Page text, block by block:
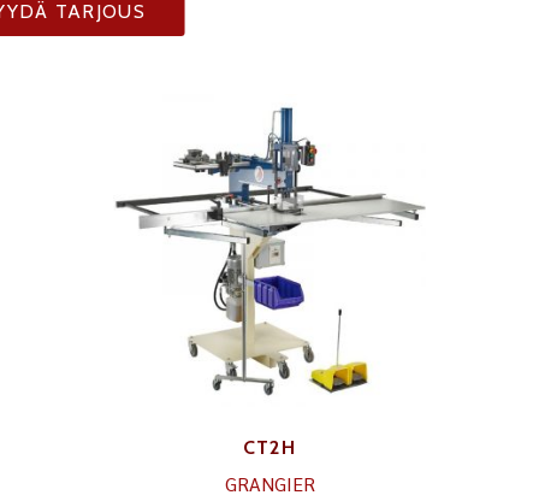
TARJOUS
CT2H
GRANGIER